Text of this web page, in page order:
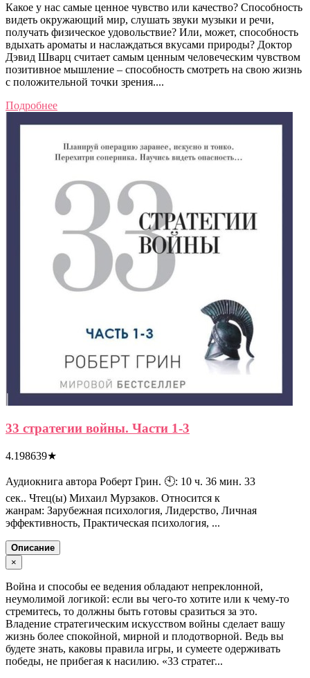
Какое у нас самые ценное чувство или качество? Способность
видеть окружающий мир, слушать звуки музыки и речи,
получать физическое удовольствие? Или, может, способность
вдыхать ароматы и наслаждаться вкусами природы? Доктор
Дэвид Шварц считает самым ценным человеческим чувством
позитивное мышление – способность смотреть на свою жизнь
с положительной точки зрения....
Подробнее
33 стратегии войны. Части 1-3
4.198639★
Аудиокнига автора Роберт Грин. 🕙: 10 ч. 36 мин. 33
сек.. Чтец(ы) Михаил Мурзаков. Относится к
жанрам: Зарубежная психология, Лидерство, Личная
эффективность, Практическая психология, ...
Описание
×
Война и способы ее ведения обладают непреклонной,
неумолимой логикой: если вы чего-то хотите или к чему-то
стремитесь, то должны быть готовы сразиться за это.
Владение стратегическим искусством войны сделает вашу
жизнь более спокойной, мирной и плодотворной. Ведь вы
будете знать, каковы правила игры, и сумеете одерживать
победы, не прибегая к насилию. «33 стратег...